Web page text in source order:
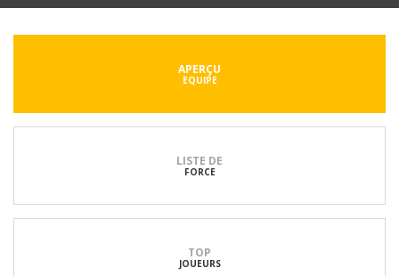
APERÇU
EQUIPE
LISTE DE
FORCE
TOP
JOUEURS